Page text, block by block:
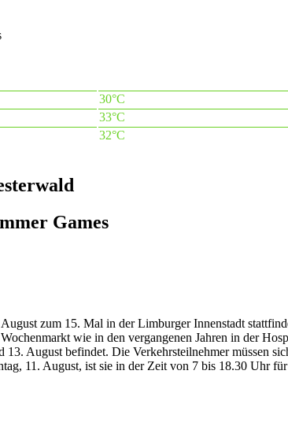
30°C
33°C
32°C
Games
zum 15. Mal in der Limburger Innenstadt
wie in den vergangenen Jahren in der
August befindet. Die Verkehrsteilnehmer müssen
11. August, ist sie in der Zeit von 7 bis 18.30 Uhr